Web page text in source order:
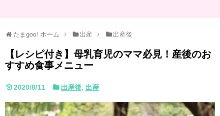
たまgoo! ホーム 出産 出産後
【レシピ付き】母乳育児のママ必見！産後のお
すすめ食事メニュー
2020/8/11 出産後, 出産